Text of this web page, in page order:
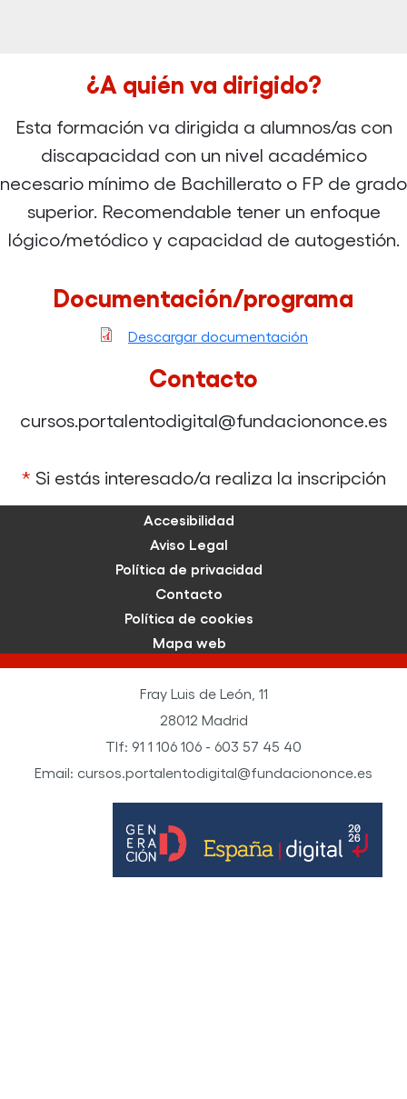
¿A quién va dirigido?
Esta formación va dirigida a alumnos/as con
discapacidad con un nivel académico
necesario mínimo de Bachillerato o FP de grado
superior. Recomendable tener un enfoque
lógico/metódico y capacidad de autogestión.
Documentación/programa
Descargar documentación
Contacto
cursos.portalentodigital@fundaciononce.es
* Si estás interesado/a realiza la inscripción
Accesibilidad
Aviso Legal
Política de privacidad
Contacto
Política de cookies
Mapa web
Fray Luis de León, 11
28012 Madrid
Tlf: 91 1 106 106 - 603 57 45 40
Email: cursos.portalentodigital@fundaciononce.es